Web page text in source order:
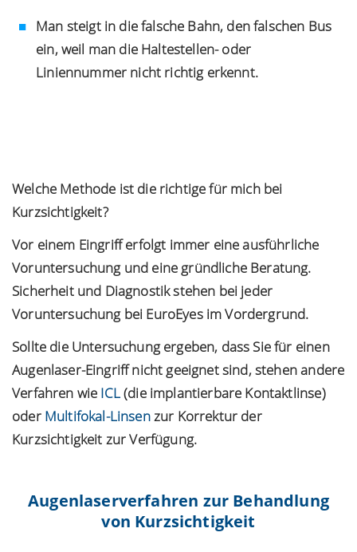
Man steigt in die falsche Bahn, den falschen Bus
ein, weil man die Haltestellen- oder
Liniennummer nicht richtig erkennt.
Welche Methode ist die richtige für mich bei
Kurzsichtigkeit?
Vor einem Eingriff erfolgt immer eine ausführliche
Voruntersuchung und eine gründliche Beratung.
Sicherheit und Diagnostik stehen bei jeder
Voruntersuchung bei EuroEyes im Vordergrund.
Sollte die Untersuchung ergeben, dass Sie für einen
Augenlaser-Eingriff nicht geeignet sind, stehen andere
Verfahren wie ICL(die implantierbare Kontaktlinse)
oder Multifokal-Linsenzur Korrektur der
Kurzsichtigkeit zur Verfügung.
Augenlaserverfahren zur Behandlung
von Kurzsichtigkeit